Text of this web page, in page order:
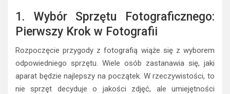
1. Wybór Sprzętu Fotograficznego:
Pierwszy Krok w Fotografii
Rozpoczęcie przygody z fotografią wiąże się z wyborem
odpowiedniego sprzętu. Wiele osób zastanawia się, jaki
aparat będzie najlepszy na początek. W rzeczywistości, to
nie sprzęt decyduje o jakości zdjęć, ale umiejętności